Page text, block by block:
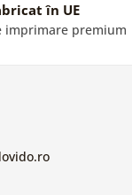
în UE
imprimare premium